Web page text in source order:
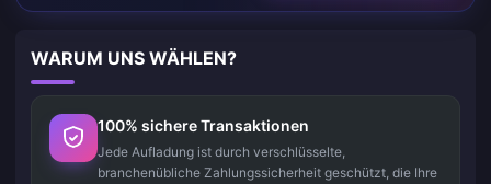
WARUM UNS WÄHLEN?
100% sichere Transaktionen
Jede Aufladung ist durch verschlüsselte,
branchenübliche Zahlungssicherheit geschützt, die Ihre